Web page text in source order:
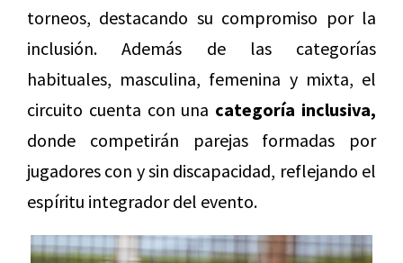
torneos, destacando su compromiso por la
inclusión. Además de las categorías
habituales, masculina, femenina y mixta, el
circuito cuenta con una categoría inclusiva,
donde competirán parejas formadas por
jugadores con y sin discapacidad, reflejando el
espíritu integrador del evento.